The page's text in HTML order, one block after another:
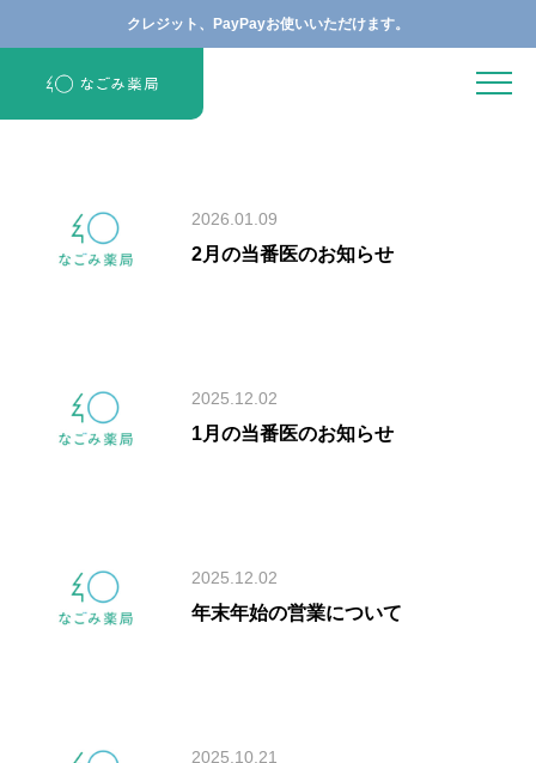
クレジット、PayPayお使いいただけます。
2026.01.09
2月の当番医のお知らせ
2025.12.02
1月の当番医のお知らせ
2025.12.02
年末年始の営業について
2025.10.21